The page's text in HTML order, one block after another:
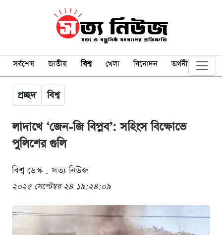
সর্বশেষ জাতীয় বিশ্ব খেলা বিনোদন অর্থনীতি
প্রচ্ছদ বিশ্ব
লাদাখে ‘জেন-জি বিপ্লব’: সহিংস বিক্ষোভে
পুলিশের গুলি
বিশ্ব ডেস্ক . সত্য নিউজ
২০২৫ সেপ্টেম্বর ২৪ ১৯:২৪:০৯